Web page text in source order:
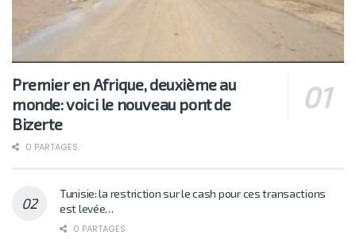
Premier en Afrique, deuxième au
monde: voici le nouveau pont de
Bizerte
0 PARTAGES
Tunisie: la restriction sur le cash pour ces transactions
est levée…
0 PARTAGES